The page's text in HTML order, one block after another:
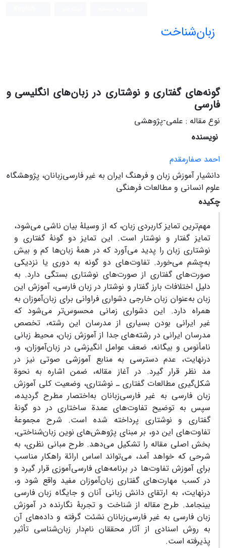
زبان‌شناخت
گونه‌های گفتاری و نوشتاری در زبان‌های انگلیسی و
فارسی
نوع مقاله : علمی-پژوهشی
نویسنده
احمد صفارمقدم
دانشیار آموزش زبان و فرهنگ ایران به غیر فارسی‌زبانان، پژوهشگاه
علوم انسانی و مطالعات فرهنگی
چکیده
مهم‌ترین تمایز کاربردی زبان، که از وسیلۀ بیان ناشی می‌شود،
تمایز گفتار و نوشتار است. این تمایز دو گونۀ گفتاری و
نوشتاری زبان را پدید می‌آورد که در همۀ زبان‌ها کم و بیش
به‌چشم می‌خورد. تفاوت‌های دو گونه به دوری یا نزدیکی
صورت‌های گفتاری از صورت‌های نوشتاری بستگی دارد. به
دلیل اختلافات بارز گفتار و نوشتار در زبان فارسی، آموزش این
زبان به‌عنوان زبان خارجی دشواری‌ فراوانی برای زبان‌آموزان به
همراه دارد. این دشواری زمانی محسوس‌تر می‌شود که
غیر ایرانی بودن بسیاری از مدرسان این رشته، تخصص
مدرسان ایرانی در رشته‌های جدا از آموزش زبان، محیط زبانی
نامأنوس و بیگانه، ضعف عوامل انگیزشی در زبان‌آموزان، و،
درنهایت، عدم دسترسی به منابع آموزشی صوتی نیز در
مد نظر قرار گیرد. در آغاز مقاله، ضمن اشاره به نحوة
شکل‌گیری مطالعات گفتاری ـ نوشتاری، وضعیت کلی آموزش
زبان فارسی به غیر فارسی‌زبانان به‌اختصار مطرح گردیده،
سپس به توضیح تفاوت‌های عمدة‌ ساختاری در دو گونۀ
گفتاری و نوشتاری پرداخته شده است. شرح مجموعۀ
تفاوت‌های این دو، بر مبنای پژوهش‌های نوین زبان‌شناختی،
بخش اصلی مقاله را تشکیل می‌دهد. طرح مبانی نظری، به
شرحی که خواهد آمد، می‌تواند اساس ارائة راهکار مناسب
برای آموزش تفاوت‌ها در برنامه‌های فارسی‌آموزی قرار گیرد و
در کسب مهارت‌های گفتاری زبان‌آموزان مفید واقع شود و،
درنهایت، به ارتقای دانش زبانی آنان و جایگاه زبان فارسی
بینجامد. طرح مقاله از شناخت و تجربۀ نگارنده در آموزش
زبان فارسی به غیر فارسی‌زبانان نشئت گرفته و داده‌های آن
به روش اسنادی از آثار محققان نام‌دار زبان‌شناسی تأثیر
پذیرفته است.